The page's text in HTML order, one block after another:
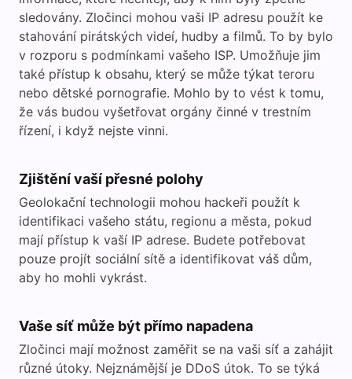
sledovány. Zločinci mohou vaši IP adresu použít ke
stahování pirátských videí, hudby a filmů. To by bylo
v rozporu s podmínkami vašeho ISP. Umožňuje jim
také přístup k obsahu, který se může týkat teroru
nebo dětské pornografie. Mohlo by to vést k tomu,
že vás budou vyšetřovat orgány činné v trestním
řízení, i když nejste vinni.
Zjištění vaší přesné polohy
Geolokační technologii mohou hackeři použít k
identifikaci vašeho státu, regionu a města, pokud
mají přístup k vaší IP adrese. Budete potřebovat
pouze projít sociální sítě a identifikovat váš dům,
aby ho mohli vykrást.
Vaše síť může být přímo napadena
Zločinci mají možnost zaměřit se na vaši síť a zahájit
různé útoky. Nejznámější je DDoS útok. To se týká